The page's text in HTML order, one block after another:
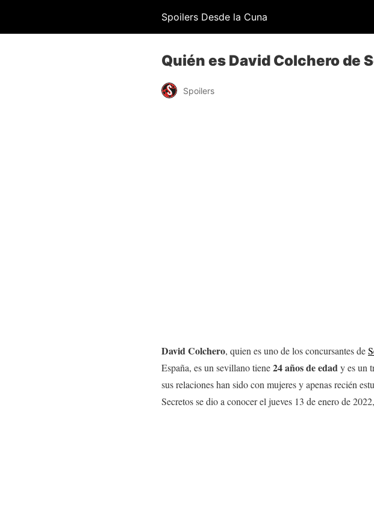
Spoilers Desde la Cuna
Quién es David Colchero de
Spoilers
David Colchero, quien es uno de los concursantes de
España, es un sevillano tiene24 años de edady es un
sus relaciones han sido con mujeres y apenas recién
Secretos se dio a conocer el jueves 13 de enero de